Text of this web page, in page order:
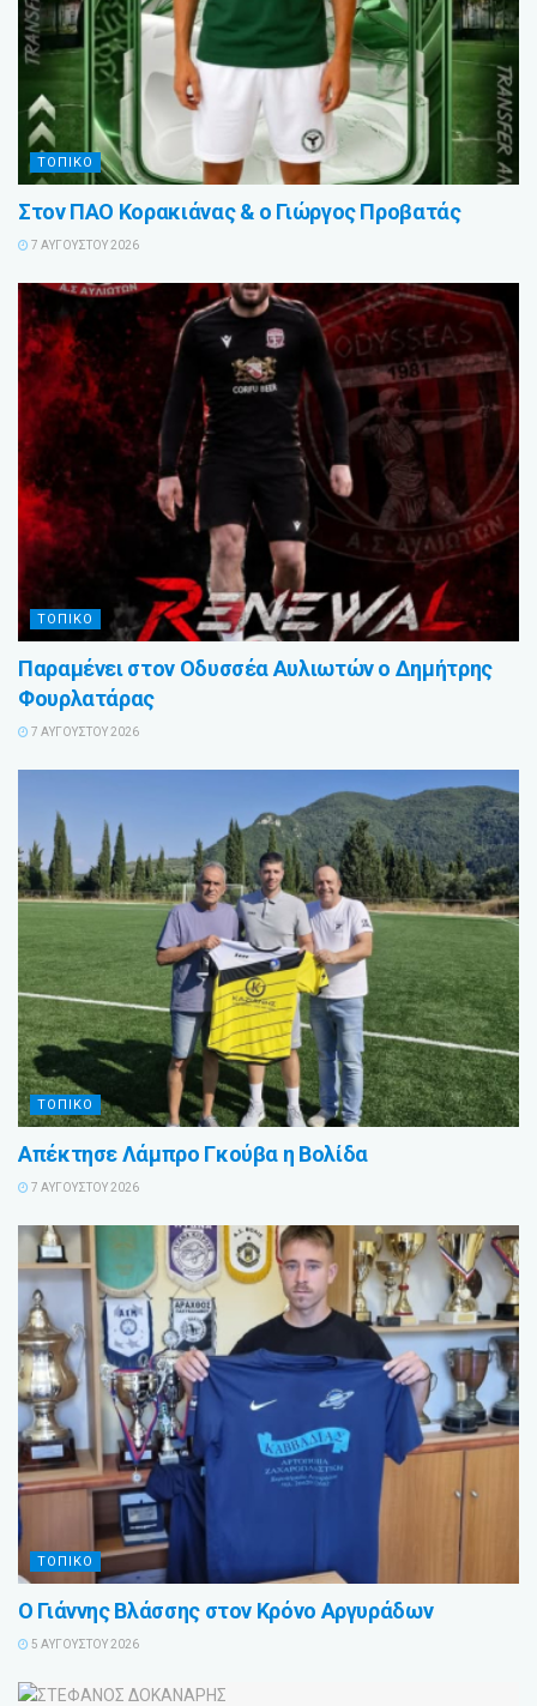
ΤΟΠΙΚΟ
Στον ΠΑΟ Κορακιάνας & ο Γιώργος Προβατάς
7 ΑΥΓΟΎΣΤΟΥ 2026
ΤΟΠΙΚΟ
Παραμένει στον Οδυσσέα Αυλιωτών ο Δημήτρης
Φουρλατάρας
7 ΑΥΓΟΎΣΤΟΥ 2026
ΤΟΠΙΚΟ
Απέκτησε Λάμπρο Γκούβα η Βολίδα
7 ΑΥΓΟΎΣΤΟΥ 2026
ΤΟΠΙΚΟ
Ο Γιάννης Βλάσσης στον Κρόνο Αργυράδων
5 ΑΥΓΟΎΣΤΟΥ 2026